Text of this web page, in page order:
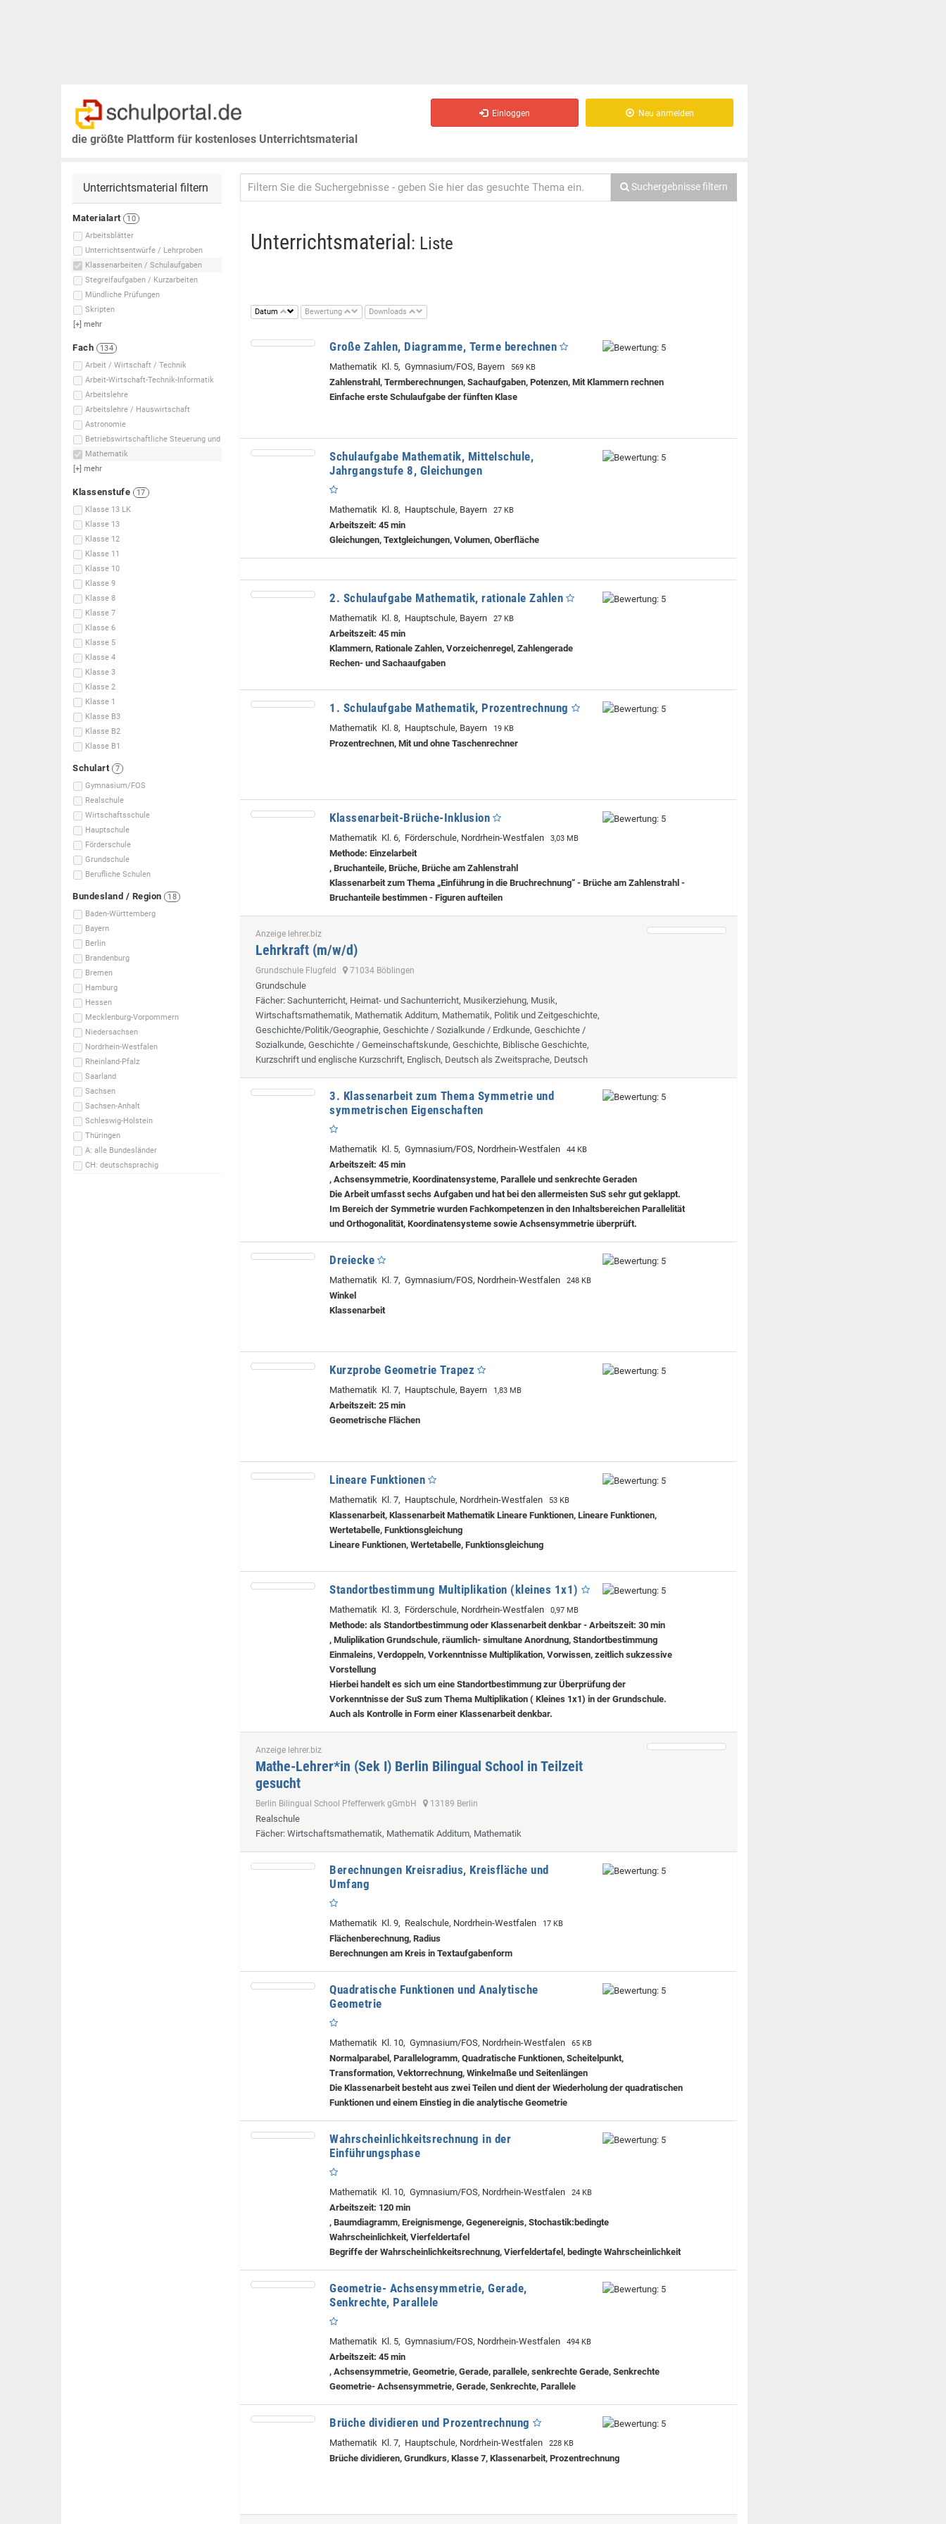
die größte Plattform für kostenloses Unterrichtsmaterial
Einloggen Neu anmelden
Unterrichtsmaterial filtern
Materialart
10
Arbeitsblätter
Unterrichtsentwürfe / Lehrproben
Klassenarbeiten / Schulaufgaben
Stegreifaufgaben / Kurzarbeiten
Mündliche Prüfungen
Skripten
[+] mehr
Fach
134
Arbeit / Wirtschaft / Technik
Arbeit-Wirtschaft-Technik-Informatik
Arbeitslehre
Arbeitslehre / Hauswirtschaft
Astronomie
Betriebswirtschaftliche Steuerung und
Mathematik
[+] mehr
Klassenstufe
17
Klasse 13 LK
Klasse 13
Klasse 12
Klasse 11
Klasse 10
Klasse 9
Klasse 8
Klasse 7
Klasse 6
Klasse 5
Klasse 4
Klasse 3
Klasse 2
Klasse 1
Klasse B3
Klasse B2
Klasse B1
Schulart
7
Gymnasium/FOS
Realschule
Wirtschaftsschule
Hauptschule
Förderschule
Grundschule
Berufliche Schulen
Bundesland / Region
18
Baden-Württemberg
Bayern
Berlin
Brandenburg
Bremen
Hamburg
Hessen
Mecklenburg-Vorpommern
Niedersachsen
Nordrhein-Westfalen
Rheinland-Pfalz
Saarland
Sachsen
Sachsen-Anhalt
Schleswig-Holstein
Thüringen
A: alle Bundesländer
CH: deutschsprachig
Suchergebnisse filtern
Unterrichtsmaterial : Liste
Datum Bewertung Downloads
Große Zahlen, Diagramme, Terme berechnen
Mathematik Kl. 5, Gymnasium/FOS, Bayern 569 KB
Zahlenstrahl, Termberechnungen, Sachaufgaben, Potenzen, Mit Klammern rechnen
Einfache erste Schulaufgabe der fünften Klase
Schulaufgabe Mathematik, Mittelschule,
Jahrgangstufe 8, Gleichungen
Mathematik Kl. 8, Hauptschule, Bayern 27 KB
Arbeitszeit: 45 min
Gleichungen, Textgleichungen, Volumen, Oberfläche
2. Schulaufgabe Mathematik, rationale Zahlen
Mathematik Kl. 8, Hauptschule, Bayern 27 KB
Arbeitszeit: 45 min
Klammern, Rationale Zahlen, Vorzeichenregel, Zahlengerade
Rechen- und Sachaaufgaben
1. Schulaufgabe Mathematik, Prozentrechnung
Mathematik Kl. 8, Hauptschule, Bayern 19 KB
Prozentrechnen, Mit und ohne Taschenrechner
Klassenarbeit-Brüche-Inklusion
Mathematik Kl. 6, Förderschule, Nordrhein-Westfalen 3,03 MB
Methode: Einzelarbeit
, Bruchanteile, Brüche, Brüche am Zahlenstrahl
Klassenarbeit zum Thema „Einführung in die Bruchrechnung“ - Brüche am Zahlenstrahl -
Bruchanteile bestimmen - Figuren aufteilen
Anzeige lehrer.biz
Lehrkraft (m/w/d)
Grundschule Flugfeld 71034 Böblingen
Grundschule
Fächer: Sachunterricht, Heimat- und Sachunterricht, Musikerziehung, Musik,
Wirtschaftsmathematik, Mathematik Additum, Mathematik, Politik und Zeitgeschichte,
Geschichte/Politik/Geographie, Geschichte / Sozialkunde / Erdkunde, Geschichte /
Sozialkunde, Geschichte / Gemeinschaftskunde, Geschichte, Biblische Geschichte,
Kurzschrift und englische Kurzschrift, Englisch, Deutsch als Zweitsprache, Deutsch
3. Klassenarbeit zum Thema Symmetrie und
symmetrischen Eigenschaften
Mathematik Kl. 5, Gymnasium/FOS, Nordrhein-Westfalen 44 KB
Arbeitszeit: 45 min
, Achsensymmetrie, Koordinatensysteme, Parallele und senkrechte Geraden
Die Arbeit umfasst sechs Aufgaben und hat bei den allermeisten SuS sehr gut geklappt.
Im Bereich der Symmetrie wurden Fachkompetenzen in den Inhaltsbereichen Parallelität
und Orthogonalität, Koordinatensysteme sowie Achsensymmetrie überprüft.
Dreiecke
Mathematik Kl. 7, Gymnasium/FOS, Nordrhein-Westfalen 248 KB
Winkel
Klassenarbeit
Kurzprobe Geometrie Trapez
Mathematik Kl. 7, Hauptschule, Bayern 1,83 MB
Arbeitszeit: 25 min
Geometrische Flächen
Lineare Funktionen
Mathematik Kl. 7, Hauptschule, Nordrhein-Westfalen 53 KB
Klassenarbeit, Klassenarbeit Mathematik Lineare Funktionen, Lineare Funktionen,
Wertetabelle, Funktionsgleichung
Lineare Funktionen, Wertetabelle, Funktionsgleichung
Standortbestimmung Multiplikation (kleines 1x1)
Mathematik Kl. 3, Förderschule, Nordrhein-Westfalen 0,97 MB
Methode: als Standortbestimmung oder Klassenarbeit denkbar - Arbeitszeit: 30 min
, Muliplikation Grundschule, räumlich- simultane Anordnung, Standortbestimmung
Einmaleins, Verdoppeln, Vorkenntnisse Multiplikation, Vorwissen, zeitlich sukzessive
Vorstellung
Hierbei handelt es sich um eine Standortbestimmung zur Überprüfung der
Vorkenntnisse der SuS zum Thema Multiplikation ( Kleines 1x1) in der Grundschule.
Auch als Kontrolle in Form einer Klassenarbeit denkbar.
Anzeige lehrer.biz
Mathe-Lehrer*in (Sek I) Berlin Bilingual School in Teilzeit
gesucht
Berlin Bilingual School Pfefferwerk gGmbH 13189 Berlin
Realschule
Fächer: Wirtschaftsmathematik, Mathematik Additum, Mathematik
Berechnungen Kreisradius, Kreisfläche und
Umfang
Mathematik Kl. 9, Realschule, Nordrhein-Westfalen 17 KB
Flächenberechnung, Radius
Berechnungen am Kreis in Textaufgabenform
Quadratische Funktionen und Analytische
Geometrie
Mathematik Kl. 10, Gymnasium/FOS, Nordrhein-Westfalen 65 KB
Normalparabel, Parallelogramm, Quadratische Funktionen, Scheitelpunkt,
Transformation, Vektorrechnung, Winkelmaße und Seitenlängen
Die Klassenarbeit besteht aus zwei Teilen und dient der Wiederholung der quadratischen
Funktionen und einem Einstieg in die analytische Geometrie
Wahrscheinlichkeitsrechnung in der
Einführungsphase
Mathematik Kl. 10, Gymnasium/FOS, Nordrhein-Westfalen 24 KB
Arbeitszeit: 120 min
, Baumdiagramm, Ereignismenge, Gegenereignis, Stochastik:bedingte
Wahrscheinlichkeit, Vierfeldertafel
Begriffe der Wahrscheinlichkeitsrechnung, Vierfeldertafel, bedingte Wahrscheinlichkeit
Geometrie- Achsensymmetrie, Gerade,
Senkrechte, Parallele
Mathematik Kl. 5, Gymnasium/FOS, Nordrhein-Westfalen 494 KB
Arbeitszeit: 45 min
, Achsensymmetrie, Geometrie, Gerade, parallele, senkrechte Gerade, Senkrechte
Geometrie- Achsensymmetrie, Gerade, Senkrechte, Parallele
Brüche dividieren und Prozentrechnung
Mathematik Kl. 7, Hauptschule, Nordrhein-Westfalen 228 KB
Brüche dividieren, Grundkurs, Klasse 7, Klassenarbeit, Prozentrechnung